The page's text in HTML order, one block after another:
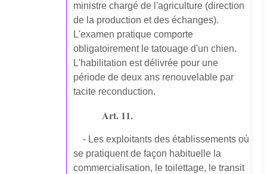
ministre chargé de l'agriculture (direction
de la production et des échanges).
L'examen pratique comporte
obligatoirement le tatouage d'un chien.
L'habilitation est délivrée pour une
période de deux ans renouvelable par
tacite reconduction.
Art. 11.
- Les exploitants des établissements où
se pratiquent de façon habituelle la
commercialisation, le toilettage, le transit